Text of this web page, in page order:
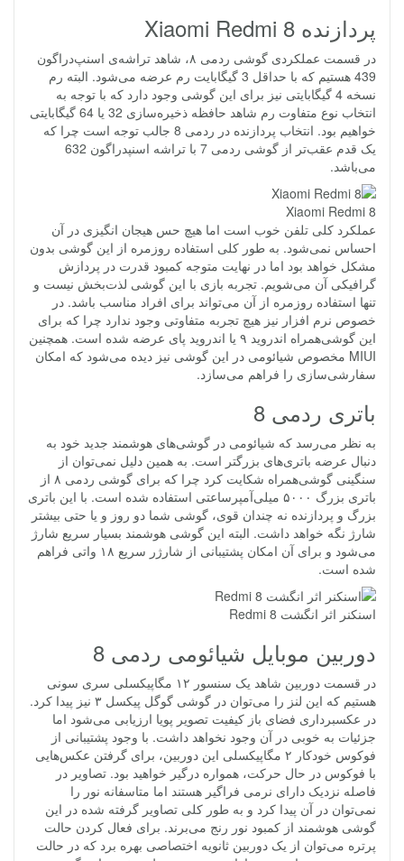
پردازنده Xiaomi Redmi 8
در قسمت عملکردی گوشی ردمی ۸، شاهد تراشه‌ی اسنپ‌دراگون
439 هستیم که با حداقل 3 گیگابایت رم عرضه می‌شود. البته رم
نسخه 4 گیگابایتی نیز برای این گوشی وجود دارد که با توجه به
انتخاب نوع متفاوت رم شاهد حافظه ذخیره‌سازی 32 یا 64 گیگابایتی
خواهیم بود. انتخاب پردازنده در ردمی 8 جالب توجه است چرا که
یک قدم عقب‌تر از گوشی ردمی 7 با تراشه اسنپدراگون 632
می‌باشد.
Xiaomi Redmi 8
عملکرد کلی تلفن خوب است اما هیچ حس هیجان انگیزی در آن
احساس نمی‌شود. به طور کلی استفاده روزمره از این گوشی بدون
مشکل خواهد بود اما در نهایت متوجه کمبود قدرت در پردازش
گرافیکی آن می‌شویم. تجربه بازی با این گوشی لذت‌بخش نیست و
تنها استفاده روزمره از آن می‌تواند برای افراد مناسب باشد. در
خصوص نرم افزار نیز هیچ تجربه متفاوتی وجود ندارد چرا که برای
این گوشی‌همراه اندروید ۹ یا اندروید پای عرضه شده است. همچنین
MIUI مخصوص شیائومی در این گوشی نیز دیده می‌شود که امکان
سفارشی‌سازی را فراهم می‌سازد.
باتری ردمی 8
به نظر می‌رسد که شیائومی در گوشی‌های هوشمند جدید خود به
دنبال عرضه باتری‌های بزرگتر است. به همین دلیل نمی‌توان از
سنگینی گوشی‌همراه شکایت کرد چرا که برای گوشی ردمی ۸ از
باتری بزرگ ۵۰۰۰ میلی‌آمپر‌ساعتی استفاده شده است. با این باتری
بزرگ و پردازنده نه چندان قوی، گوشی شما دو روز و یا حتی بیشتر
شارژ نگه خواهد داشت. البته این گوشی هوشمند بسیار سریع شارژ
می‌شود و برای آن امکان پشتیبانی از شارژر سریع ۱۸ واتی فراهم
شده است.
اسنکنر اثر انگشت Redmi 8
دوربین موبایل شیائومی ردمی 8
در قسمت دوربین شاهد یک سنسور ۱۲ مگاپیکسلی سری سونی
هستیم که این لنز را می‌توان در گوشی گوگل پیکسل ۳ نیز پیدا کرد.
در عکسبرداری فضای باز کیفیت تصویر پویا ارزیابی می‌شود اما
جزئیات به خوبی در آن وجود نخواهد داشت. با وجود پشتیبانی از
فوکوس خودکار ۲ مگاپیکسلی این دوربین، برای گرفتن عکس‌هایی
با فوکوس در حال حرکت، همواره درگیر خواهید بود. تصاویر در
فاصله نزدیک دارای نرمی فراگیر هستند اما متاسفانه نور را
نمی‌توان در آن پیدا کرد و به طور کلی تصاویر گرفته شده در این
گوشی هوشمند از کمبود نور رنج می‌برند. برای فعال کردن حالت
پرتره می‌توان از یک دوربین ثانویه اختصاصی بهره برد که در حالت